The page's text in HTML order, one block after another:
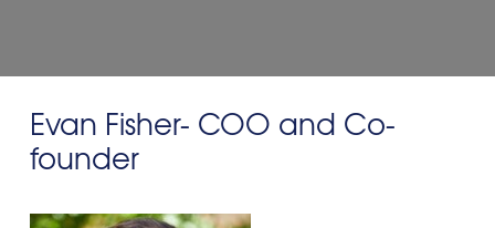
Evan Fisher- COO and Co-
founder